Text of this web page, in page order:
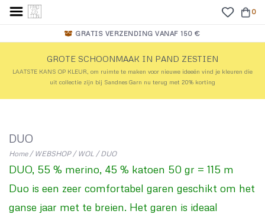
0
GRATIS VERZENDING VANAF 150 €
GROTE SCHOONMAAK IN PAND ZESTIEN
LAATSTE KANS OP KLEUR, om ruimte te maken voor nieuwe ideeën vind je kleuren die
uit collectie zijn bij Sandnes Garn nu terug met 20% korting
DUO
Home/ WEBSHOP/ WOL /DUO
DUO, 55 % merino, 45 % katoen 50 gr = 115 m
Duo is een zeer comfortabel garen geschikt om het
ganse jaar met te breien. Het garen is ideaal